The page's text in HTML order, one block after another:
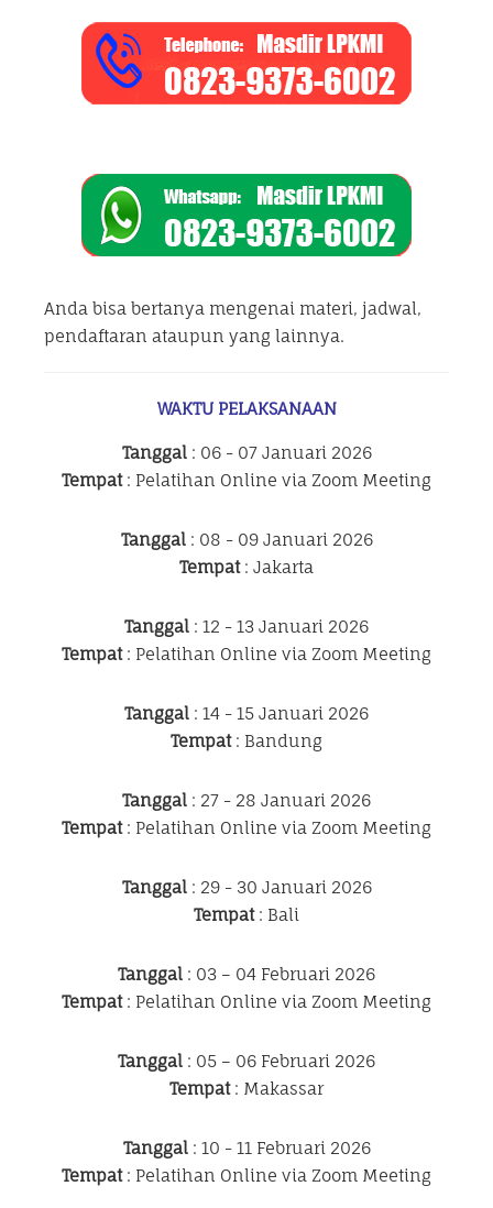
Anda bisa bertanya mengenai materi, jadwal,
pendaftaran ataupun yang lainnya.
WAKTU PELAKSANAAN
Tanggal: 06 - 07 Januari 2026
Tempat: Pelatihan Online via Zoom Meeting
Tanggal: 08 - 09 Januari 2026
Tempat: Jakarta
Tanggal : 12 - 13 Januari 2026
Tempat: Pelatihan Online via Zoom Meeting
Tanggal : 14 - 15 Januari 2026
Tempat: Bandung
Tanggal : 27 - 28 Januari 2026
Tempat: Pelatihan Online via Zoom Meeting
Tanggal: 29 - 30 Januari 2026
Tempat: Bali
Tanggal : 03 – 04 Februari 2026
Tempat: Pelatihan Online via Zoom Meeting
Tanggal : 05 – 06 Februari 2026
Tempat: Makassar
Tanggal: 10 - 11 Februari 2026
Tempat: Pelatihan Online via Zoom Meeting